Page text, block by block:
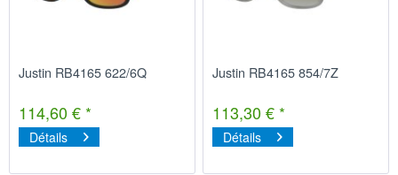
Justin RB4165 622/6Q
114,60 € *
Détails
Justin RB4165 854/7Z
113,30 € *
Détails